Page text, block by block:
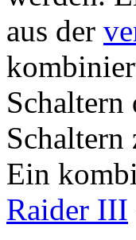
aus der
Schaltern
Ein
Raider III